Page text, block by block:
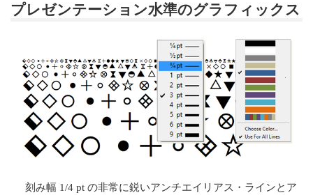
プレゼンテーション水準のグラフィックス
刻み幅 1/4 pt の非常に鋭いアンチエイリアス・ラインとア